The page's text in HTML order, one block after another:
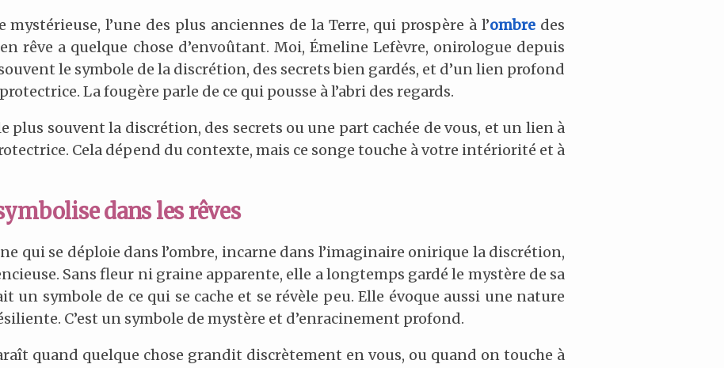
l’une des plus anciennes de la Terre, qui prospère à l’ombre des
rêve a quelque chose d’envoûtant. Moi, Émeline Lefèvre, onirologue depuis
le symbole de la discrétion, des secrets bien gardés, et d’un lien profond
La fougère parle de ce qui pousse à l’abri des regards.
plus souvent la discrétion, des secrets ou une part cachée de vous, et un lien à
Cela dépend du contexte, mais ce songe touche à votre intériorité et à
dans les rêves
qui se déploie dans l’ombre, incarne dans l’imaginaire onirique la discrétion,
Sans fleur ni graine apparente, elle a longtemps gardé le mystère de sa
un symbole de ce qui se cache et se révèle peu. Elle évoque aussi une nature
C’est un symbole de mystère et d’enracinement profond.
quand quelque chose grandit discrètement en vous, ou quand on touche à